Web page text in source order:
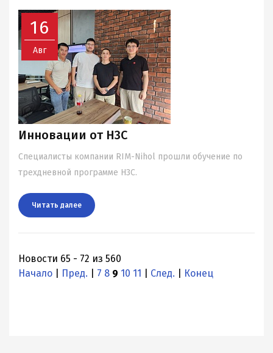
16
Авг
Инновации от Н3С
Специалисты компании RIM-Nihol прошли обучение по
трехдневной программе Н3С.
Читать далee
Новости 65 - 72 из 560
Начало
Пред. 7 8 9 10 11 След. Конец